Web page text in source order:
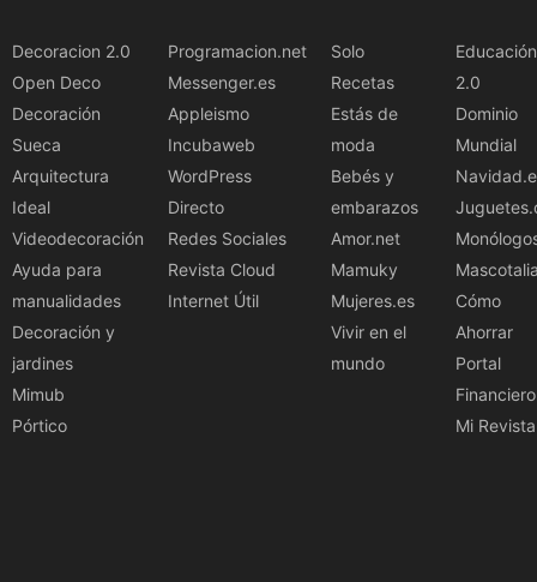
Decoracion 2.0
Open Deco
Decoración
Sueca
Arquitectura
Ideal
Videodecoración
Ayuda para
manualidades
Decoración y
jardines
Mimub
Pórtico
Programacion.net
Messenger.es
Appleismo
Incubaweb
WordPress
Directo
Redes Sociales
Revista Cloud
Internet Útil
Solo
Recetas
Estás de
moda
Bebés y
embarazos
Amor.net
Mamuky
Mujeres.es
Vivir en el
mundo
Educación
2.0
Dominio
Mundial
Cómo
Ahorrar
Portal
Financiero
Mi Revista